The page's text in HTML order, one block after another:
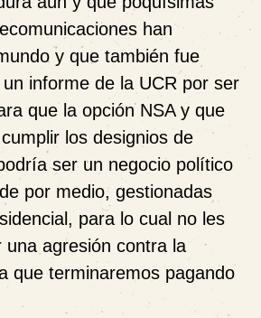
han
y que también fue
informe de la UCR por ser
que la opción NSA y que
los designios de
ser un negocio político
por medio, gestionadas
para lo cual no les
una agresión contra la
que terminaremos pagando